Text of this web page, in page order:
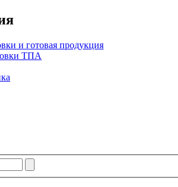
и готовая продукция
ТПА